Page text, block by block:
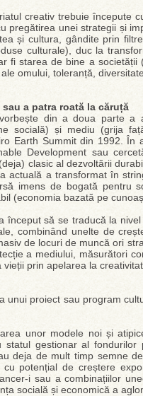
creativ trebuie începute
pregătirea unei strategii și
și cultura, gândite prin
culturale), duc la
fi starea de bine a societății
omului, toleranță,
a patra roată la căruță
din a doua parte a
socială) și mediu (grija
Earth Summit din 1992. În
Development sau
clasic al dezvoltării
actuală a transformat în
imens de bogată pentru
(economia bazată pe
început să se traducă la
combinând unelte de
de locuri de muncă ori
a mediului, măsurători
prin apelarea la
unui proiect sau program
unor modele noi și
statul gestionar al fondurilor
deja de mult timp semne
potențial de creștere
i sau a combinațiilor
socială și economică a